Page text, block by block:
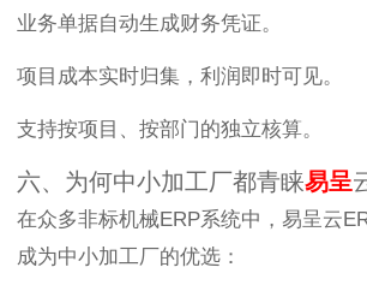
业务单据自动生成财务凭证。
项目成本实时归集，利润即时可见。
支持按项目、按部门的独立核算。
六、为何中小加工厂都青睐易呈
在众多非标机械ERP系统中，易呈云
成为中小加工厂的优选：